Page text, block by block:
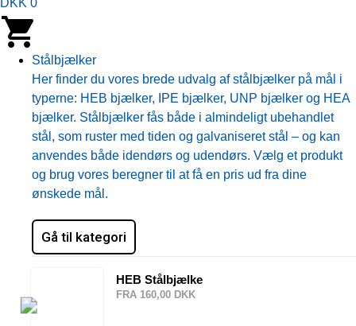
DKK 0
Stålbjælker
Her finder du vores brede udvalg af stålbjælker på mål i
typerne: HEB bjælker, IPE bjælker, UNP bjælker og HEA
bjælker. Stålbjælker fås både i almindeligt ubehandlet
stål, som ruster med tiden og galvaniseret stål – og kan
anvendes både idendørs og udendørs. Vælg et produkt
og brug vores beregner til at få en pris ud fra dine
ønskede mål.
Gå til kategori
HEB Stålbjælke
FRA 160,00 DKK